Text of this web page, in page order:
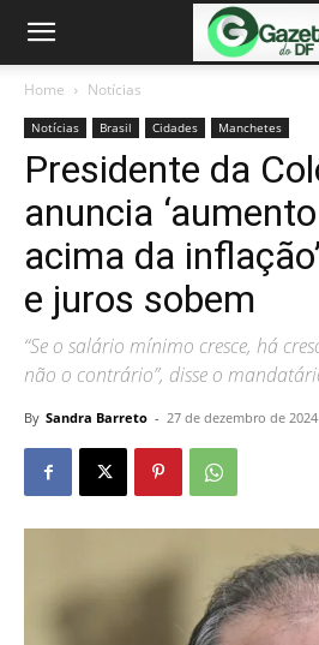
Home Notícias
Notícias Brasil Cidades Manchetes
Presidente da
anuncia
acima da
e juros sobem
“Se o salário mínimo cresce, há
não o contrário”, disse o
By Sandra Barreto - 27 de dezembro de 2024